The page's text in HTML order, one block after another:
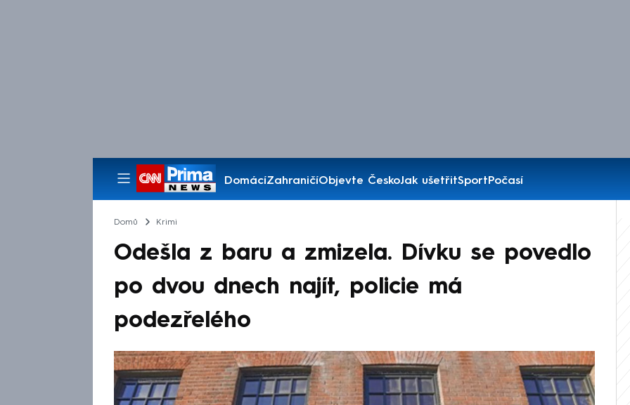
DomácíZahraničíObjevte ČeskoJak ušetřitSportPočasí
Pořady
Domů Krimi
Odešla z baru a zmizela. Dívku se povedlo
po dvou dnech najít, policie má
podezřelého